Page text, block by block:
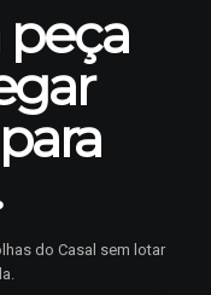
do Casal sem lotar